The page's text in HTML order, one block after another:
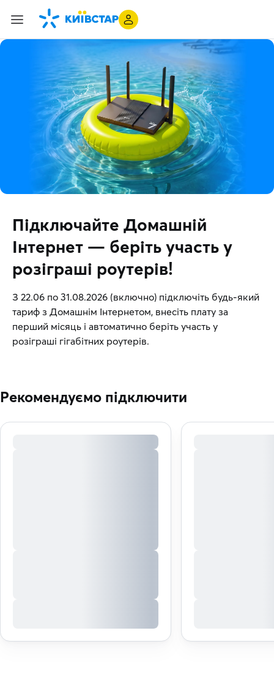
Підключайте Домашній
Інтернет — беріть участь у
розіграші роутерів!
З 22.06 по 31.08.2026 (включно) підключіть будь-який
тариф з Домашнім Інтернетом, внесіть плату за
перший місяць і автоматично беріть участь у
розіграші гігабітних роутерів.
Рекомендуємо підключити